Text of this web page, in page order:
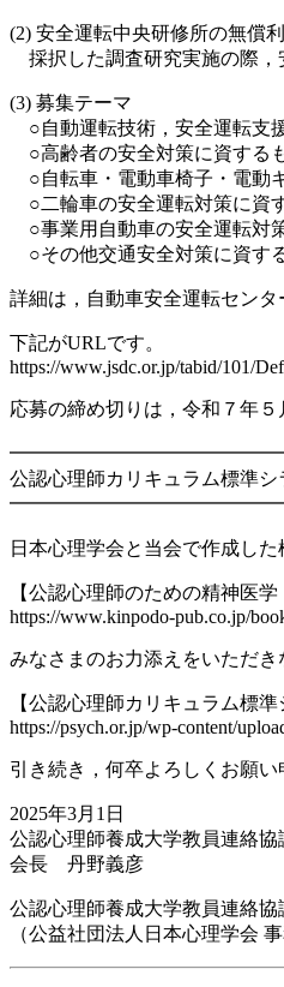
(2) 安全運転中央研修所の無償
採択した調査研究実施の際，
(3) 募集テーマ
○自動運転技術，安全運転支
○高齢者の安全対策に資する
○自転車・電動車椅子・電動
○二輪車の安全運転対策に資
○事業用自動車の安全運転対
○その他交通安全対策に資す
詳細は，自動車安全運転セン
下記がURLです。
https://www.jsdc.or.jp/tabid/101/
応募の締め切りは，令和７年５
公認心理師カリキュラム標準
日本心理学会と当会で作成し
【公認心理師のための精神医
https://www.kinpodo-pub.co.jp/
みなさまのお力添えをいただ
【公認心理師カリキュラム標準
https://psych.or.jp/wp-content/
引き続き，何卒よろしくお願い
2025年3月1日
公認心理師養成大学教員連絡協
会長 丹野義彦
公認心理師養成大学教員連絡協
（公益社団法人日本心理学会 事